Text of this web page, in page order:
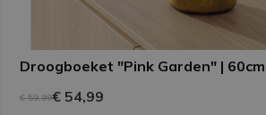
Droogboeket "Pink Garden" | 60cm
€ 59,99€ 54,99